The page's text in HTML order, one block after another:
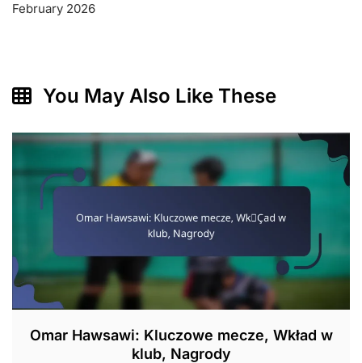
February 2026
You May Also Like These
Omar Hawsawi: Kluczowe mecze, Wkład w
klub, Nagrody